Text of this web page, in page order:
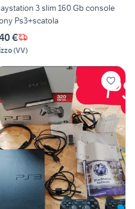
3 slim 160 Gb console
Ps3+scatola
€
(VV)